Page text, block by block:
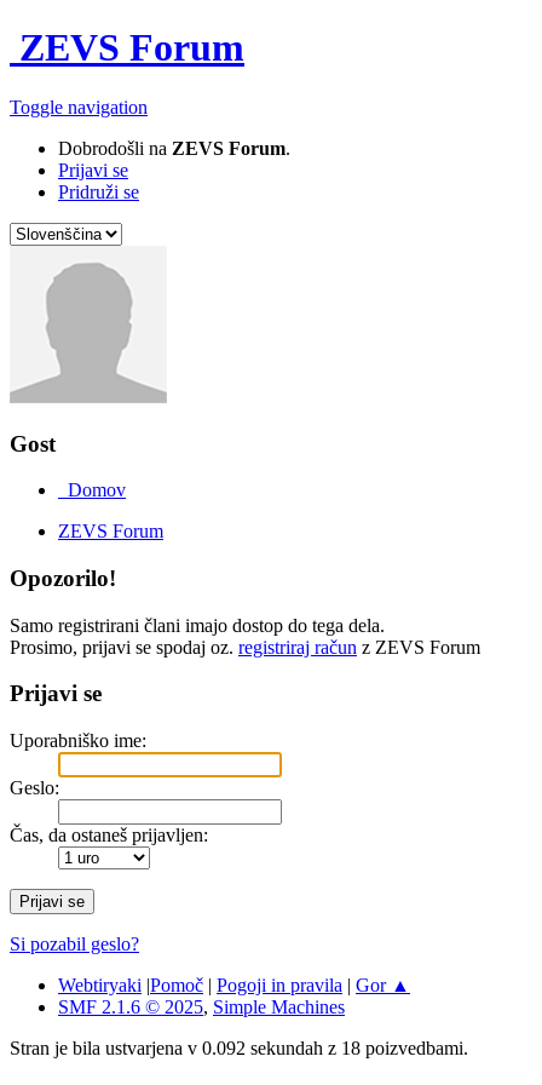
ZEVS Forum
Toggle navigation
Dobrodošli na ZEVS Forum.
Prijavi se
Pridruži se
Gost
Domov
ZEVS Forum
Opozorilo!
Samo registrirani člani imajo dostop do tega dela.
Prosimo, prijavi se spodaj oz. registriraj račun z ZEVS Forum
Prijavi se
Uporabniško ime:
Geslo:
Čas, da ostaneš prijavljen:
Si pozabil geslo?
Webtiryaki |Pomoč | Pogoji in pravila | Gor ▲
SMF 2.1.6 © 2025, Simple Machines
Stran je bila ustvarjena v 0.092 sekundah z 18 poizvedbami.